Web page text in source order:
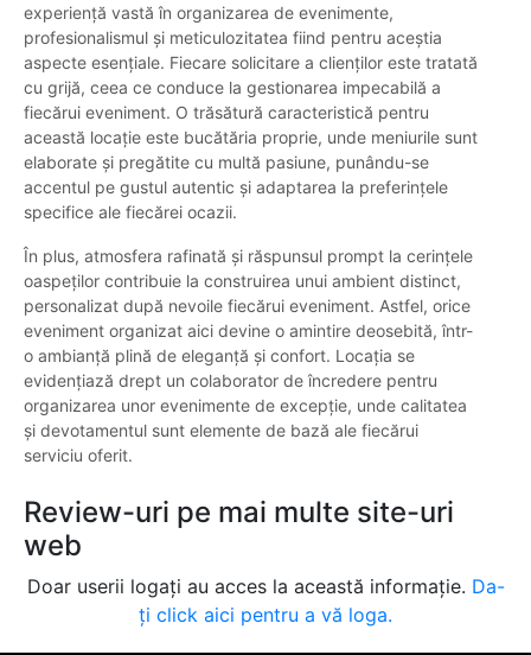
experiență vastă în organizarea de evenimente,
profesionalismul și meticulozitatea fiind pentru aceștia
aspecte esențiale. Fiecare solicitare a clienților este tratată
cu grijă, ceea ce conduce la gestionarea impecabilă a
fiecărui eveniment. O trăsătură caracteristică pentru
această locație este bucătăria proprie, unde meniurile sunt
elaborate și pregătite cu multă pasiune, punându-se
accentul pe gustul autentic și adaptarea la preferințele
specifice ale fiecărei ocazii.
În plus, atmosfera rafinată și răspunsul prompt la cerințele
oaspeților contribuie la construirea unui ambient distinct,
personalizat după nevoile fiecărui eveniment. Astfel, orice
eveniment organizat aici devine o amintire deosebită, într-
o ambianță plină de eleganță și confort. Locația se
evidențiază drept un colaborator de încredere pentru
organizarea unor evenimente de excepție, unde calitatea
și devotamentul sunt elemente de bază ale fiecărui
serviciu oferit.
Review-uri pe mai multe site-uri
web
Doar userii logați au acces la această informație. Da-
ți click aici pentru a vă loga.